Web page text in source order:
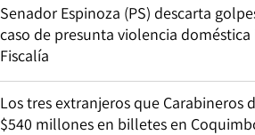
Senador Espinoza (PS) descarta
caso de presunta violencia
Fiscalía
Los tres extranjeros que Carabineros
$540 millones en billetes en